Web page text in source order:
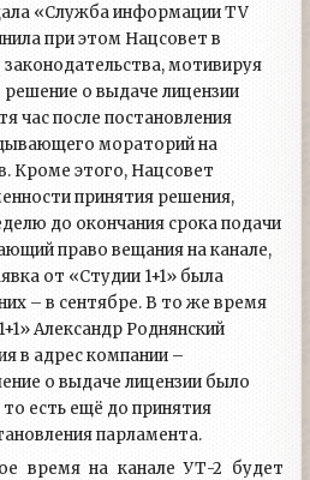
«Служба информации TV
при этом Нацсовет в
мотивируя
решение о выдаче лицензии
час после постановления
мораторий на
Кроме этого, Нацсовет
принятия решения,
до окончания срока подачи
право вещания на канале,
от «Студии 1+1» была
– в сентябре. В то же время
Александр Роднянский
в адрес компании –
о выдаче лицензии было
есть ещё до принятия
парламента.
время на канале УТ-2 будет